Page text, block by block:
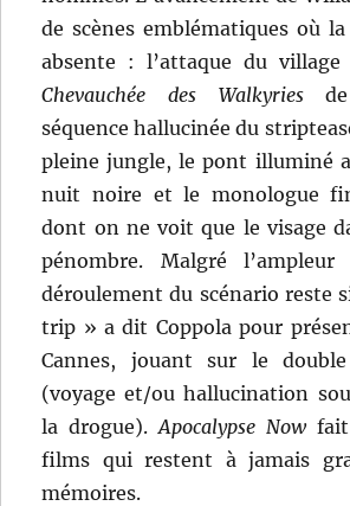
de scènes emblématiques où
absente : l’attaque du
Chevauchée des Walkyriesde
séquence hallucinée du
pleine jungle, le pont illuminé
nuit noire et le monologue
dont on ne voit que le visage
pénombre. Malgré
déroulement du scénario reste
trip » a dit Coppola pour
Cannes, jouant sur le
(voyage et/ou hallucination
la drogue).Apocalypse Nowfait
films qui restent à jamais
mémoires.